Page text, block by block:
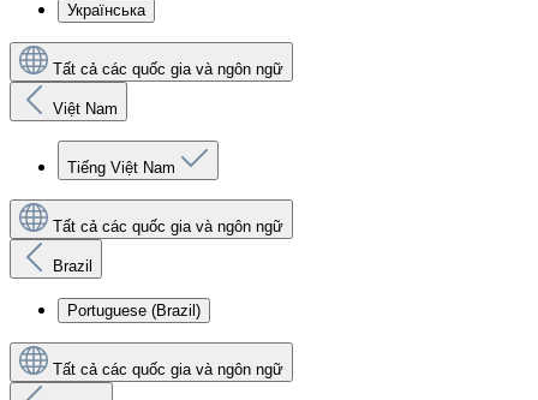
Українська
Tất cả các quốc gia và ngôn ngữ
Việt Nam
Tiếng Việt Nam
Tất cả các quốc gia và ngôn ngữ
Brazil
Portuguese (Brazil)
Tất cả các quốc gia và ngôn ngữ